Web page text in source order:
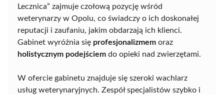
Lecznica” zajmuje czołową pozycję wśród
weterynarzy w Opolu, co świadczy o ich doskonałej
reputacji i zaufaniu, jakim obdarzają ich klienci.
Gabinet wyróżnia się profesjonalizmem oraz
holistycznym podejściem do opieki nad zwierzętami.
W ofercie gabinetu znajduje się szeroki wachlarz
usług weterynaryjnych. Zespół specjalistów szybko i